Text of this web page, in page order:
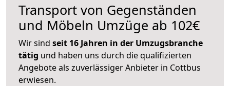
Transport von Gegenständen
und Möbeln Umzüge ab 102€
Wir sind seit 16 Jahren in der Umzugsbranche
tätig und haben uns durch die qualifizierten
Angebote als zuverlässiger Anbieter in Cottbus
erwiesen.